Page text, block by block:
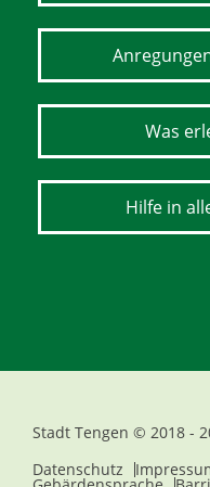
Was
Hilfe in
Stadt Tengen © 2018 -
Datenschutz